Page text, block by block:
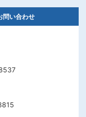
問い合わせ